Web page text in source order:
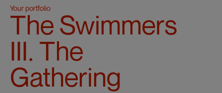
Your portfolio
The Swimmers
III. The
Gathering